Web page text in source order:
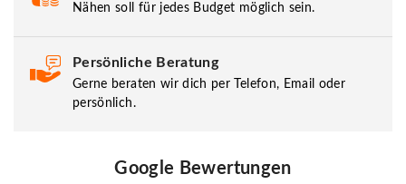
Nähen soll für jedes Budget möglich sein.
Persönliche Beratung
Gerne beraten wir dich per Telefon, Email oder
persönlich.
Google Bewertungen